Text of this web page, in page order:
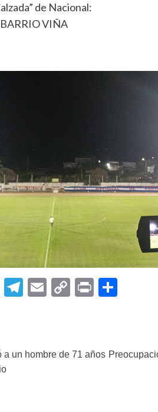
de Nacional:
VIÑA
WhatsApp
Telegram
EmailCopyPrint
a un hombre de 71 años